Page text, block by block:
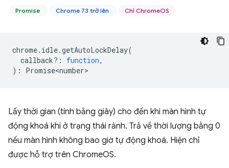
Promise Chrome 73 trở lên Chỉ ChromeOS
chrome. idle.getAutoLockDelay(
callback? : function,
) : Promise<number>
Lấy thời gian (tính bằng giây) cho đến khi màn hình tự
động khoá khi ở trạng thái rảnh. Trả về thời lượng bằng 0
nếu màn hình không bao giờ tự động khoá. Hiện chỉ
được hỗ trợ trên ChromeOS.